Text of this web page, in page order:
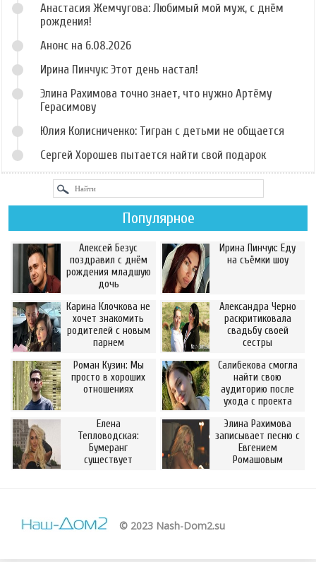
Анастасия Жемчугова: Любимый мой муж, с днём
рождения!
Анонс на 6.08.2026
Ирина Пинчук: Этот день настал!
Элина Рахимова точно знает, что нужно Артёму
Герасимову
Юлия Колисниченко: Тигран с детьми не общается
Сергей Хорошев пытается найти свой подарок
Популярное
Алексей Безус
поздравил с днём
рождения младшую
дочь
Ирина Пинчук: Еду
на съёмки шоу
Карина Клочкова не
хочет знакомить
родителей с новым
парнем
Александра Черно
раскритиковала
свадьбу своей
сестры
Роман Кузин: Мы
просто в хороших
отношениях
Салибекова смогла
найти свою
аудиторию после
ухода с проекта
Елена
Тепловодская:
Бумеранг
существует
Элина Рахимова
записывает песню с
Евгением
Ромашовым
© 2023 Nash-Dom2.su